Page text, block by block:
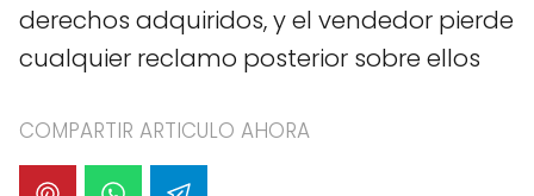
derechos adquiridos, y el vendedor pierde
cualquier reclamo posterior sobre ellos
COMPARTIR ARTICULO AHORA